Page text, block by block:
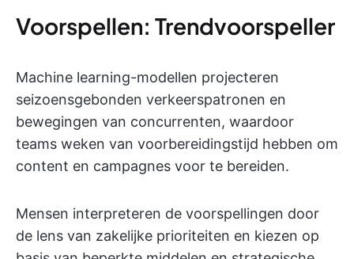
Voorspellen: Trendvoorspeller
Machine learning-modellen projecteren
seizoensgebonden verkeerspatronen en
bewegingen van concurrenten, waardoor
teams weken van voorbereidingstijd hebben om
content en campagnes voor te bereiden.
Mensen interpreteren de voorspellingen door
de lens van zakelijke prioriteiten en kiezen op